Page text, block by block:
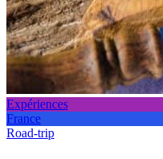
Expériences
France
Road-trip